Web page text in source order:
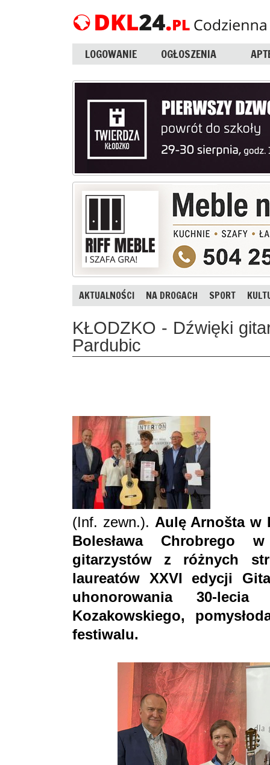
LOGOWANIE OGŁOSZENIA
AKTUALNOŚCI NA DROGACH SPORT
KŁODZKO - Dźwięki
Pardubic
(Inf. zewn.). Aulę Arnošta w
Bolesława Chrobrego
gitarzystów z różnych
laureatów XXVI edycji
uhonorowania 30-
Kozakowskiego,
festiwalu.